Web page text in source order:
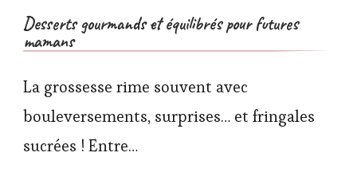
Desserts gourmands et équilibrés pour futures
mamans
La grossesse rime souvent avec
bouleversements, surprises… et fringales
sucrées ! Entre…